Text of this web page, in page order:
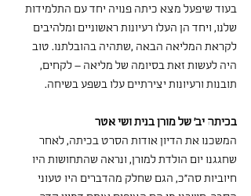
בעוד שיפעל מצא כיתה פנויה יחד עם התלמידות
שלנו, ויחד הן העלו רעיונות ראשוניים ומלהיבים
לקראת המליאה הבאה ,שתהיה בהובלתנו. טוב
היה לעשות זאת בסיומה של מליאה – לקחים,
תובנות ורעיונות יצירתיים עלו בשפע בשיחה.
בכיתה יב' של מורן בנית ושי אטר
המשכנו את הדיון אודות הסרט בכיתה, לאחר
שחגגנו יום הולדת למורן, ונראה שהתחושות היו
חיוביות סה"כ, הגם שחלק מהדברים היו טעוני